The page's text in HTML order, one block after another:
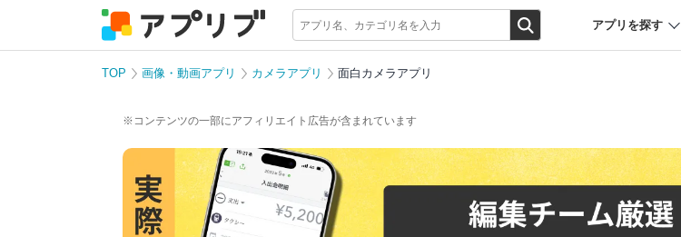
アプリを探す
TOP 画像・動画アプリ カメラアプリ 面白カメラアプリ
※コンテンツの一部にアフィリエイト広告が含まれています